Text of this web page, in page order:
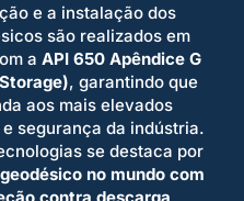
e a instalação dos
são realizados em
a API 650 Apêndice G
, garantindo que
aos mais elevados
segurança da indústria.
se destaca por
no mundo com